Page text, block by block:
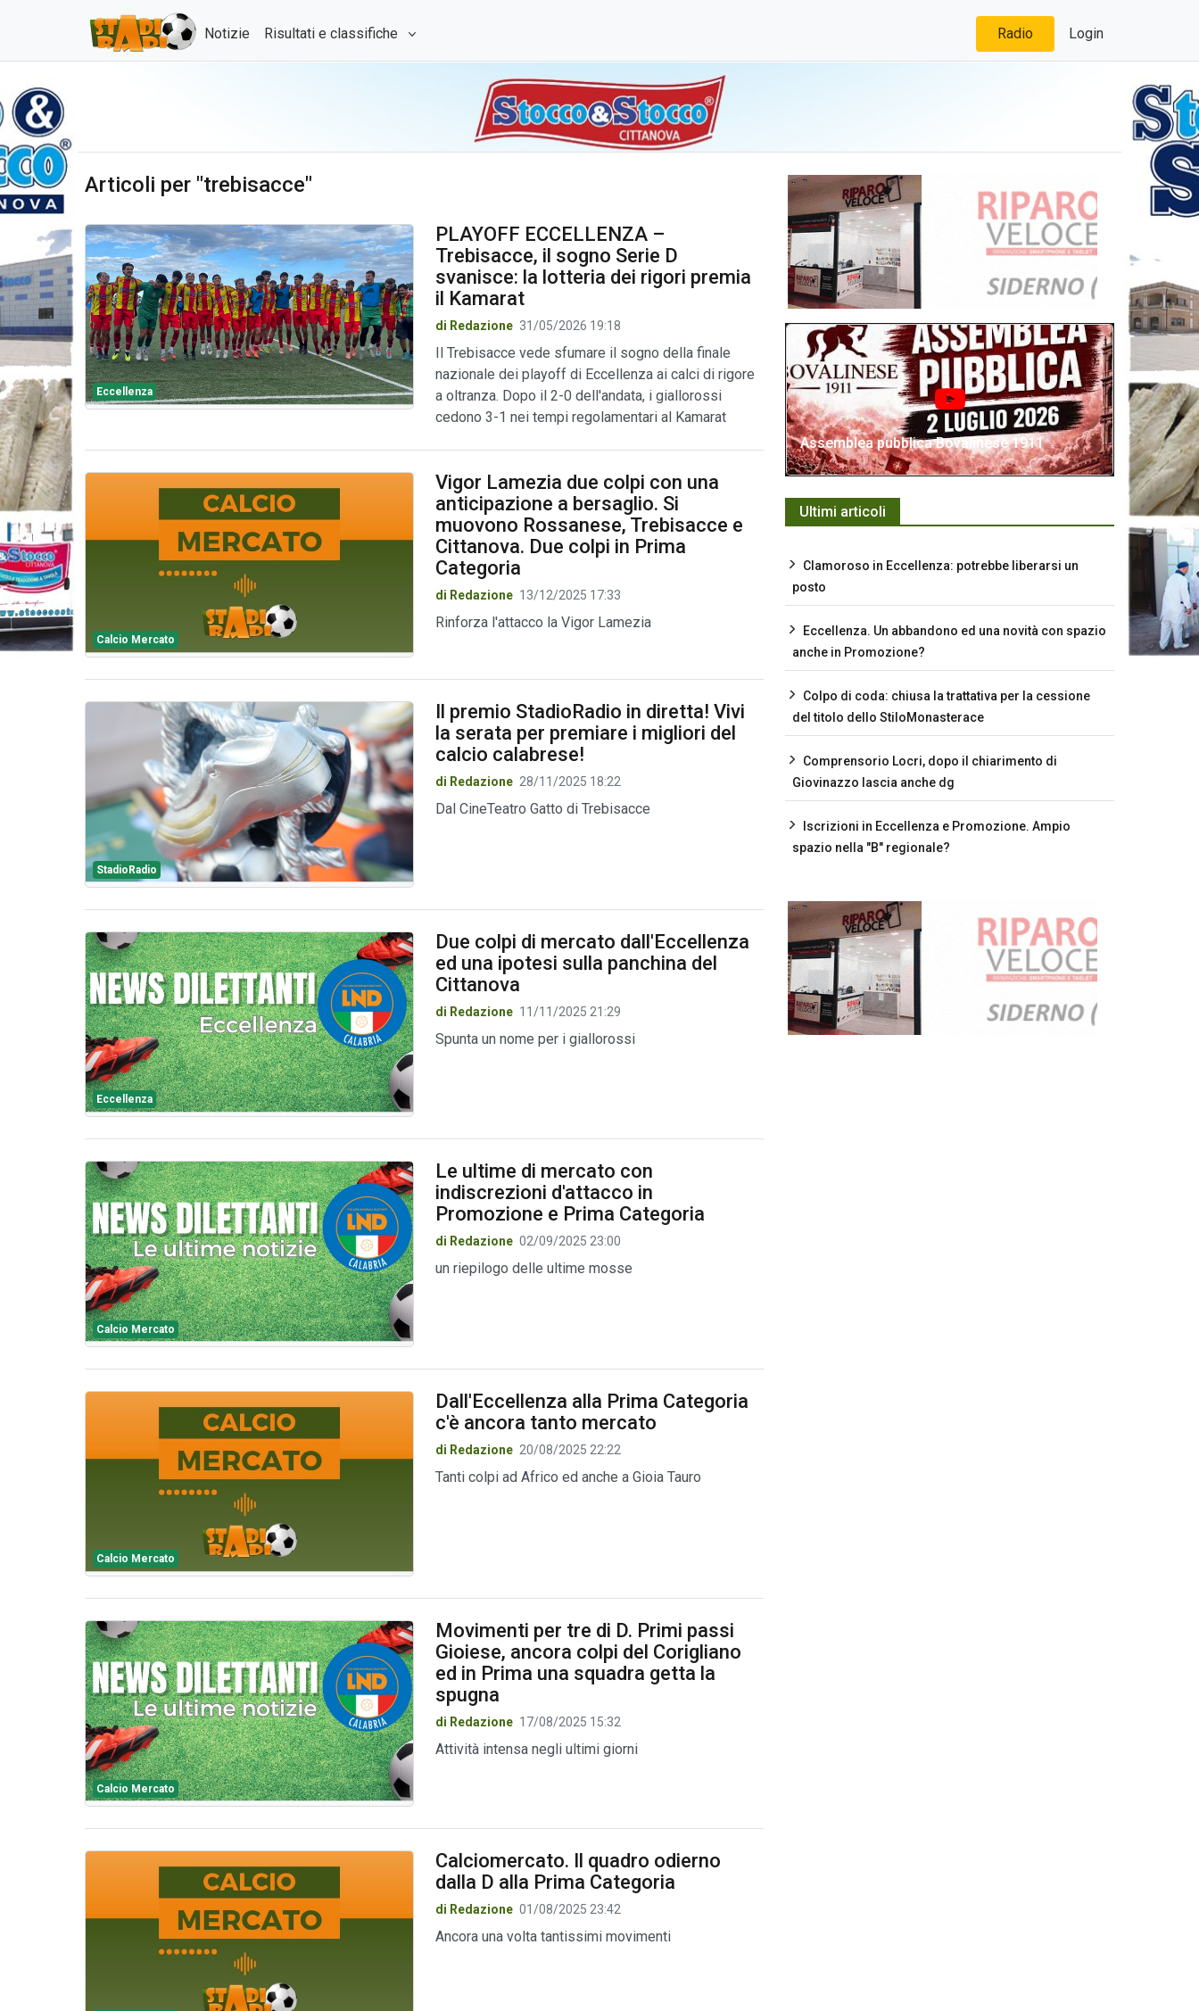
Notizie Risultati e classifiche Radio Login
Articoli per "trebisacce"
Eccellenza
PLAYOFF ECCELLENZA –
Trebisacce, il sogno Serie D
svanisce: la lotteria dei rigori premia
il Kamarat
di Redazione 31/05/2026 19:18
Il Trebisacce vede sfumare il sogno della finale
nazionale dei playoff di Eccellenza ai calci di rigore
a oltranza. Dopo il 2-0 dell'andata, i giallorossi
cedono 3-1 nei tempi regolamentari al Kamarat
Calcio Mercato
Vigor Lamezia due colpi con una
anticipazione a bersaglio. Si
muovono Rossanese, Trebisacce e
Cittanova. Due colpi in Prima
Categoria
di Redazione 13/12/2025 17:33
Rinforza l'attacco la Vigor Lamezia
StadioRadio
Il premio StadioRadio in diretta! Vivi
la serata per premiare i migliori del
calcio calabrese!
di Redazione 28/11/2025 18:22
Dal CineTeatro Gatto di Trebisacce
Eccellenza
Due colpi di mercato dall'Eccellenza
ed una ipotesi sulla panchina del
Cittanova
di Redazione 11/11/2025 21:29
Spunta un nome per i giallorossi
Calcio Mercato
Le ultime di mercato con
indiscrezioni d'attacco in
Promozione e Prima Categoria
di Redazione 02/09/2025 23:00
un riepilogo delle ultime mosse
Calcio Mercato
Dall'Eccellenza alla Prima Categoria
c'è ancora tanto mercato
di Redazione 20/08/2025 22:22
Tanti colpi ad Africo ed anche a Gioia Tauro
Calcio Mercato
Movimenti per tre di D. Primi passi
Gioiese, ancora colpi del Corigliano
ed in Prima una squadra getta la
spugna
di Redazione 17/08/2025 15:32
Attività intensa negli ultimi giorni
Calciomercato. Il quadro odierno
dalla D alla Prima Categoria
di Redazione 01/08/2025 23:42
Ancora una volta tantissimi movimenti
Assemblea pubblica Bovalinese 1911
Ultimi articoli
Clamoroso in Eccellenza: potrebbe liberarsi un
posto
Eccellenza. Un abbandono ed una novità con spazio
anche in Promozione?
Colpo di coda: chiusa la trattativa per la cessione
del titolo dello StiloMonasterace
Comprensorio Locri, dopo il chiarimento di
Giovinazzo lascia anche dg
Iscrizioni in Eccellenza e Promozione. Ampio
spazio nella "B" regionale?